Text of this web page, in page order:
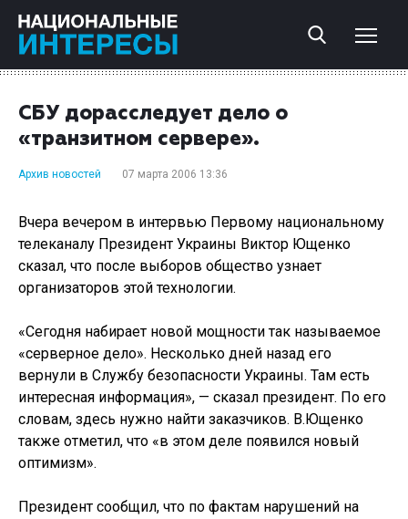
СБУ дорасследует дело о
«транзитном сервере».
Архив новостей 07 марта 2006 13:36
Вчера вечером в интервью Первому национальному
телеканалу Президент Украины Виктор Ющенко
сказал, что после выборов общество узнает
организаторов этой технологии.
«Сегодня набирает новой мощности так называемое
«серверное дело». Несколько дней назад его
вернули в Службу безопасности Украины. Там есть
интересная информация», — сказал президент. По его
словам, здесь нужно найти заказчиков. В.Ющенко
также отметил, что «в этом деле появился новый
оптимизм».
Президент сообщил, что по фактам нарушений на